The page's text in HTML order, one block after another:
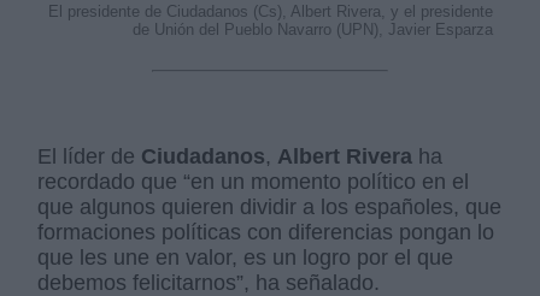
El presidente de Ciudadanos (Cs), Albert Rivera, y el presidente
de Unión del Pueblo Navarro (UPN), Javier Esparza
El líder de Ciudadanos, Albert Rivera ha
recordado que “en un momento político en el
que algunos quieren dividir a los españoles, que
formaciones políticas con diferencias pongan lo
que les une en valor, es un logro por el que
debemos felicitarnos”, ha señalado.